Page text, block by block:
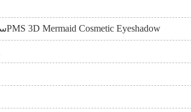
ست برس آرایشی رژگونه 3PMS 3D Mermaid Cosmetic Eyeshadow